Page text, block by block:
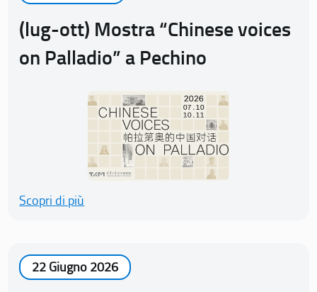
(lug-ott) Mostra “Chinese voices
on Palladio” a Pechino
Scopri di più
22 Giugno 2026